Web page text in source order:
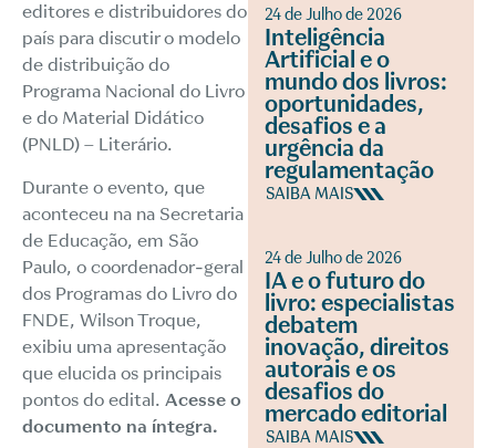
editores e distribuidores do
país para discutir o modelo
de distribuição do
Programa Nacional do Livro
e do Material Didático
(PNLD) – Literário.
Durante o evento, que
aconteceu na na Secretaria
de Educação, em São
Paulo, o coordenador-geral
dos Programas do Livro do
FNDE, Wilson Troque,
exibiu uma apresentação
que elucida os principais
pontos do edital. Acesse o
documento na íntegra.
24 de Julho de 2026
Inteligência
Artificial e o
mundo dos livros:
oportunidades,
desafios e a
urgência da
regulamentação
SAIBA MAIS
24 de Julho de 2026
IA e o futuro do
livro: especialistas
debatem
inovação, direitos
autorais e os
desafios do
mercado editorial
SAIBA MAIS